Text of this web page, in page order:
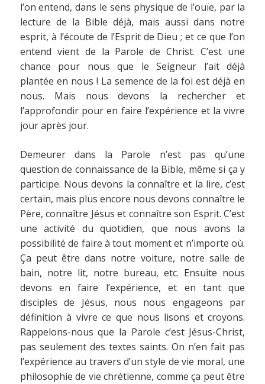
l’on entend, dans le sens physique de l’ouïe, par la
lecture de la Bible déjà, mais aussi dans notre
esprit, à l’écoute de l’Esprit de Dieu ; et ce que l’on
entend vient de la Parole de Christ. C’est une
chance pour nous que le Seigneur l’ait déjà
plantée en nous ! La semence de la foi est déjà en
nous. Mais nous devons la rechercher et
l’approfondir pour en faire l’expérience et la vivre
jour après jour.
Demeurer dans la Parole n’est pas qu’une
question de connaissance de la Bible, même si ça y
participe. Nous devons la connaître et la lire, c’est
certain, mais plus encore nous devons connaître le
Père, connaître Jésus et connaître son Esprit. C’est
une activité du quotidien, que nous avons la
possibilité de faire à tout moment et n’importe où.
Ça peut être dans notre voiture, notre salle de
bain, notre lit, notre bureau, etc. Ensuite nous
devons en faire l’expérience, et en tant que
disciples de Jésus, nous nous engageons par
définition à vivre ce que nous lisons et croyons.
Rappelons-nous que la Parole c’est Jésus-Christ,
pas seulement des textes saints. On n’en fait pas
l’expérience au travers d’un style de vie moral, une
philosophie de vie chrétienne, comme ça peut être